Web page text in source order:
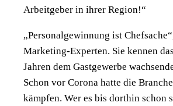
Arbeitgeber in ihrer Region!“
„Personalgewinnung ist
Marketing-Experten. Sie kennen
Jahren dem Gastgewerbe
Schon vor Corona hatte die
kämpfen. Wer es bis dorthin schon